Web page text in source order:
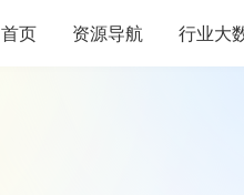
首页 资源导航 行业大